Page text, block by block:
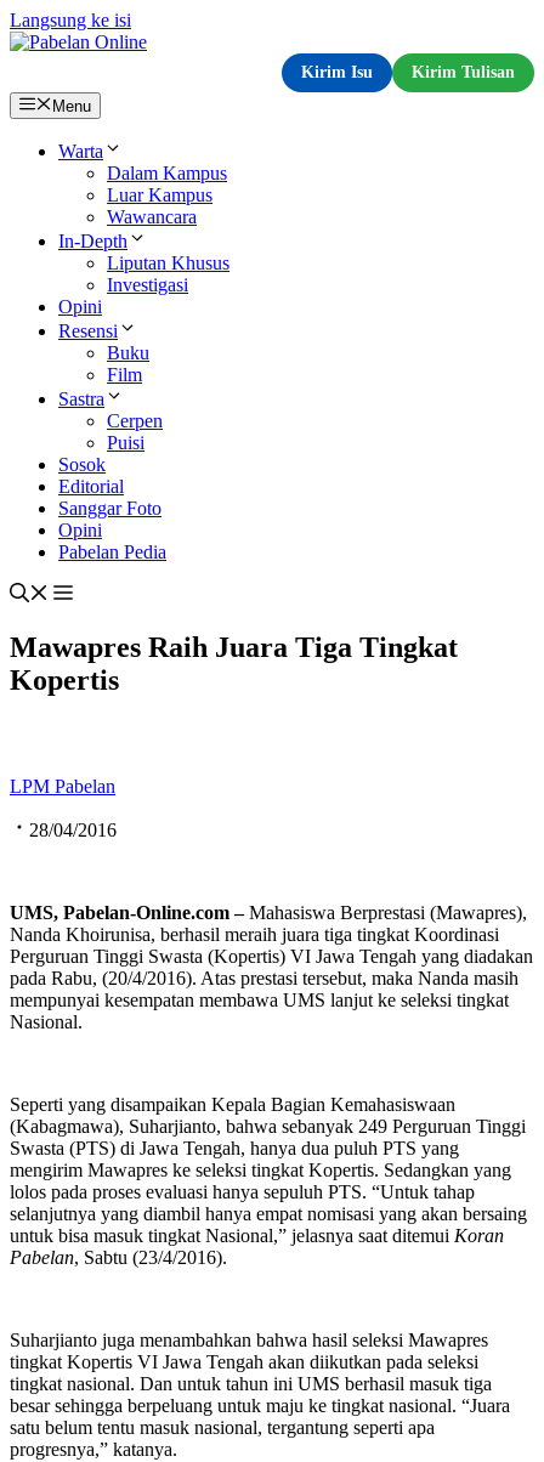
Langsung ke isi
Kirim Isu
Kirim Tulisan
Menu
Warta
Dalam Kampus
Luar Kampus
Wawancara
In-Depth
Liputan Khusus
Investigasi
Opini
Resensi
Buku
Film
Sastra
Cerpen
Puisi
Sosok
Editorial
Sanggar Foto
Opini
Pabelan Pedia
Mawapres Raih Juara Tiga Tingkat
Kopertis
LPM Pabelan
28/04/2016
UMS, Pabelan-Online.com –Mahasiswa Berprestasi (Mawapres),
Nanda Khoirunisa, berhasil meraih juara tiga tingkat Koordinasi
Perguruan Tinggi Swasta (Kopertis) VI Jawa Tengah yang diadakan
pada Rabu, (20/4/2016). Atas prestasi tersebut, maka Nanda masih
mempunyai kesempatan membawa UMS lanjut ke seleksi tingkat
Nasional.
Seperti yang disampaikan Kepala Bagian Kemahasiswaan
(Kabagmawa), Suharjianto, bahwa sebanyak 249 Perguruan Tinggi
Swasta (PTS) di Jawa Tengah, hanya dua puluh PTS yang
mengirim Mawapres ke seleksi tingkat Kopertis. Sedangkan yang
lolos pada proses evaluasi hanya sepuluh PTS. “Untuk tahap
selanjutnya yang diambil hanya empat nomisasi yang akan bersaing
untuk bisa masuk tingkat Nasional,” jelasnya saat ditemui Koran
Pabelan, Sabtu (23/4/2016).
Suharjianto juga menambahkan bahwa hasil seleksi Mawapres
tingkat Kopertis VI Jawa Tengah akan diikutkan pada seleksi
tingkat nasional. Dan untuk tahun ini UMS berhasil masuk tiga
besar sehingga berpeluang untuk maju ke tingkat nasional. “Juara
satu belum tentu masuk nasional, tergantung seperti apa
progresnya,” katanya.